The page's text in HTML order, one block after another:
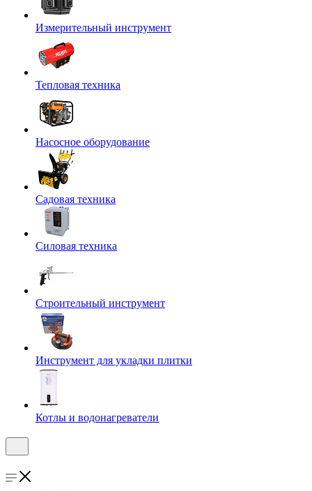
Измерительный инструмент
Тепловая техника
Насосное оборудование
Садовая техника
Силовая техника
Строительный инструмент
Инструмент для укладки плитки
Котлы и водонагреватели